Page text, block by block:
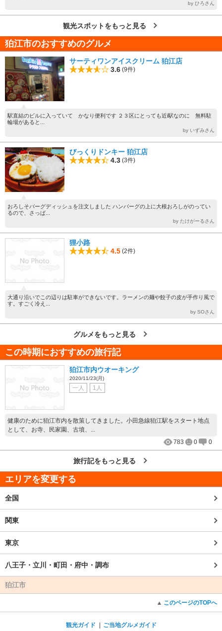
by ひろさん
観光スポットをもっと見る
狛江市のおすすめのグルメ
サーティワンアイスクリーム 狛江店
3.6 (9件)
駅直結のビルに入っていて かなり便利です ２３区にとっても近i駅なのに 無料駐
輪場があると...
by いずみさん
びっくりドンキー 狛江店
4.3 (3件)
おろしそバーグディッシュを注文しました ハンバーグの上に大根おろしがのってい
るので、さっぱ...
by たけがーるさん
狸小路
4.5 (2件)
大通り沿いでこの辺りは駐車ができないです。ラーメンの麺や餃子の皮が手作り風で
す。すごく冷え...
by SOさん
グルメをもっと見る
この時期におすすめの旅行記
狛江市内ウオーキング
2020/11/23(月)
一人 1人
健康のために狛江市内を散策してきました。小田急線狛江駅をスタート地点
として、お寺、民家園、古墳、...
783
0 0
旅行記をもっと見る
エリアを変更する
全国
関東
東京
八王子・立川・町田・府中・調布
狛江市
このページのTOPへ
観光ガイド ご当地グルメガイド